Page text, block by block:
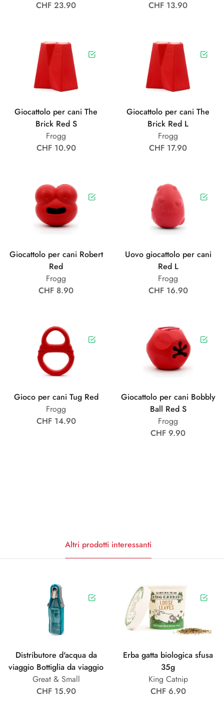
CHF 23.90 CHF 13.90
Giocattolo per cani The
Brick Red S
Frogg
CHF 10.90
Giocattolo per cani The
Brick Red L
Frogg
CHF 17.90
Giocattolo per cani Robert
Red
Frogg
CHF 8.90
Uovo giocattolo per cani
Red L
Frogg
CHF 16.90
Gioco per cani Tug Red
Frogg
CHF 14.90
Giocattolo per cani Bobbly
Ball Red S
Frogg
CHF 9.90
Altri prodotti interessanti
Distributore d'acqua da
viaggio Bottiglia da viaggio
Great & Small
CHF 15.90
Erba gatta biologica sfusa
35g
King Catnip
CHF 6.90